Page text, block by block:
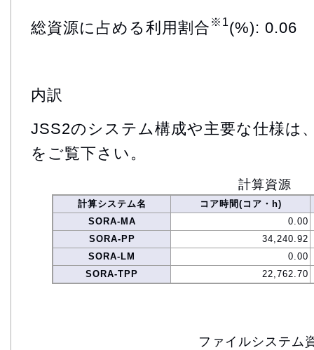
総資源に占める利用割合 ※1(%): 0.06
内訳
JSS2のシステム構成や主要な仕様は
をご覧下さい。
計算資源
計算システム名
コア時間(コア・h)
SORA-MA
0.00
SORA-PP
34,240.92
SORA-LM
0.00
SORA-TPP
22,762.70
ファイルシステム